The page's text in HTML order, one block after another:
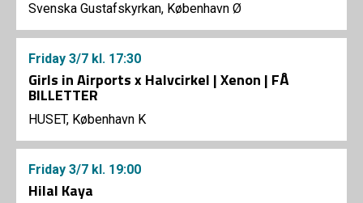
Svenska Gustafskyrkan, København Ø
Friday 3/7 kl. 17:30
Girls in Airports x Halvcirkel | Xenon | FÅ
BILLETTER
HUSET, København K
Friday 3/7 kl. 19:00
Hilal Kaya